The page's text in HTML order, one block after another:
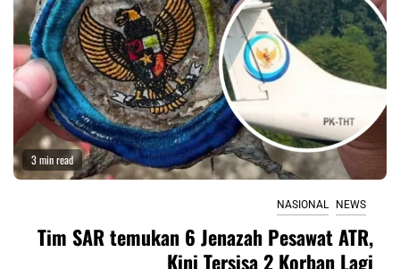
3 min read
NASIONAL NEWS
Tim SAR temukan 6 Jenazah Pesawat ATR,
Kini Tersisa 2 Korban Lagi